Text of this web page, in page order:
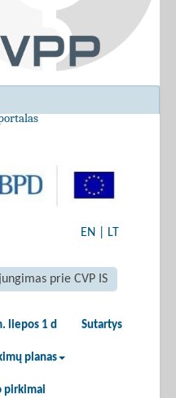
EN LT
prie CVP IS
liepos 1 d Sutartys
planas
pirkimai